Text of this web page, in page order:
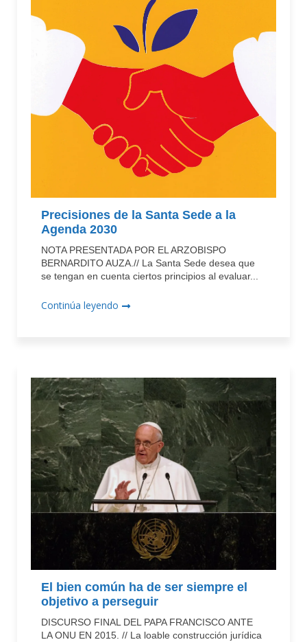
Precisiones de la Santa Sede a la
Agenda 2030
NOTA PRESENTADA POR EL ARZOBISPO
BERNARDITO AUZA.// La Santa Sede desea que
se tengan en cuenta ciertos principios al evaluar...
Continúa leyendo
El bien común ha de ser siempre el
objetivo a perseguir
DISCURSO FINAL DEL PAPA FRANCISCO ANTE
LA ONU EN 2015. // La loable construcción jurídica